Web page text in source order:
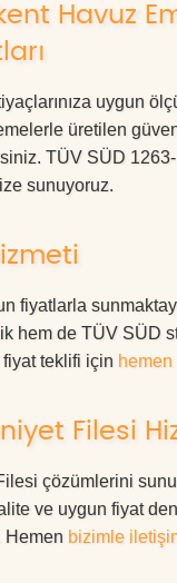
Havuz
uygun
üretilen
TÜV SÜD
sunuyoruz.
hem de TÜV SÜD
teklifi için
Filesi
çözümlerini
ve uygun fiyat
Hemen bizimle